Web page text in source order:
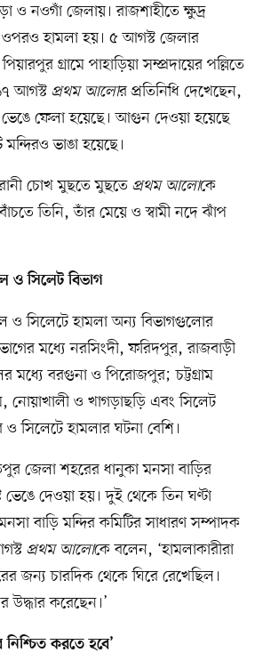
ও নওগাঁ জেলায়। রাজশাহীতে ক্ষুদ্র
ওপরও হামলা হয়। ৫ আগস্ট জেলার
গ্রামে পাহাড়িয়া সম্প্রদায়ের পল্লিতে
আগস্ট প্রথম আলোর প্রতিনিধি দেখেছেন,
ফেলা হয়েছে। আগুন দেওয়া হয়েছে
ভাঙা হয়েছে।
রানী চোখ মুছতে মুছতে প্রথম আলোকে
তিনি, তাঁর মেয়ে ও স্বামী নদে ঝাঁপ
ও সিলেট বিভাগ
ও সিলেটে হামলা অন্য বিভাগগুলোর
মধ্যে নরসিংদী, ফরিদপুর, রাজবাড়ী
মধ্যে বরগুনা ও পিরোজপুর; চট্টগ্রাম
নোয়াখালী ও খাগড়াছড়ি এবং সিলেট
সিলেটে হামলার ঘটনা বেশি।
জেলা শহরের ধানুকা মনসা বাড়ির
দেওয়া হয়। দুই থেকে তিন ঘণ্টা
বাড়ি মন্দির কমিটির সাধারণ সম্পাদক
প্রথম আলোকে বলেন, ‘হামলাকারীরা
জন্য চারদিক থেকে ঘিরে রেখেছিল।
উদ্ধার করেছেন।’
করতে হবে’